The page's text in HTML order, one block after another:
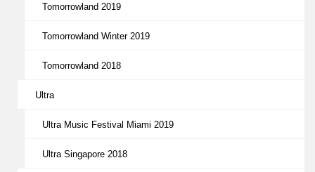
Tomorrowland 2019
Tomorrowland Winter 2019
Tomorrowland 2018
Ultra
Ultra Music Festival Miami 2019
Ultra Singapore 2018